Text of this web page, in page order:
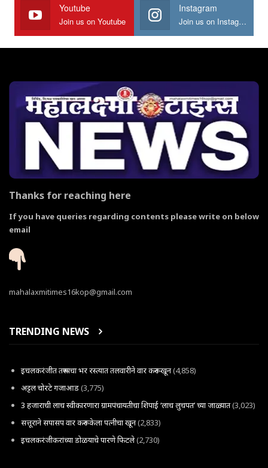
Youtube
Join us on Youtube
Instagram
Join us on Instagram
Thanks for reaching here
If you have queries regarding contents please write on below
email
mahalaxmitimes16kop@gmail.com
TRENDING NEWS
इचलकरंजीत तरूणाचा भर रस्त्यात तलवारीने वार करून खून(4,858)
अट्टल चोरटे गजाआड(3,775)
3 हजाराची लाच स्वीकारणारा ग्रामपंचायतीचा शिपाई ‘लाच लुचपत’ च्या जाळ्यात(3,023)
सत्तूराने सपासप वार करून केला पत्नीचा खून(2,833)
इचलकरंजीकरांच्या डोळयाचे पारणे फिटले(2,730)